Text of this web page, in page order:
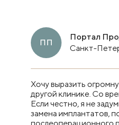
ПП
Портал
Санкт-
Хочу выразить
другой клинике. Со
Если честно, я не
замена имплантатов,